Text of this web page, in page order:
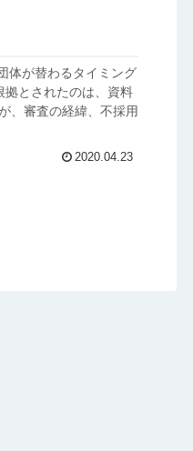
体が替わるタイミング
拠とされたのは、資料
、審査の経緯、不採用
2020.04.23